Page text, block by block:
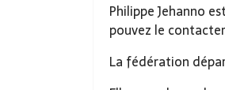
Philippe Jehanno
pouvez le
La fédération